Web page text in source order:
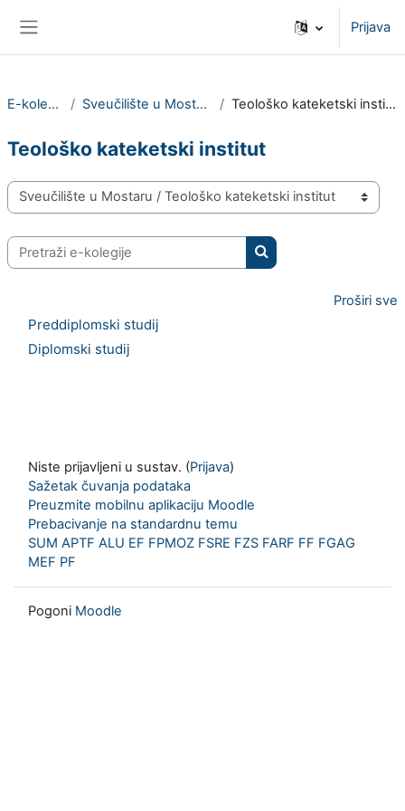
Prijava
E-kolegiji Sveučilište u Mostaru Teološko kateketski institut
Teološko kateketski institut
Popis e-kolegija
Pretraži e-kolegije
Pretraži e-kolegije
Proširi sve
Preddiplomski studij
Diplomski studij
Niste prijavljeni u sustav. (Prijava)
Sažetak čuvanja podataka
Preuzmite mobilnu aplikaciju Moodle
Prebacivanje na standardnu temu
SUM APTF ALU EF FPMOZ FSRE FZS FARF FF FGAG
MEF PF
Pogoni Moodle